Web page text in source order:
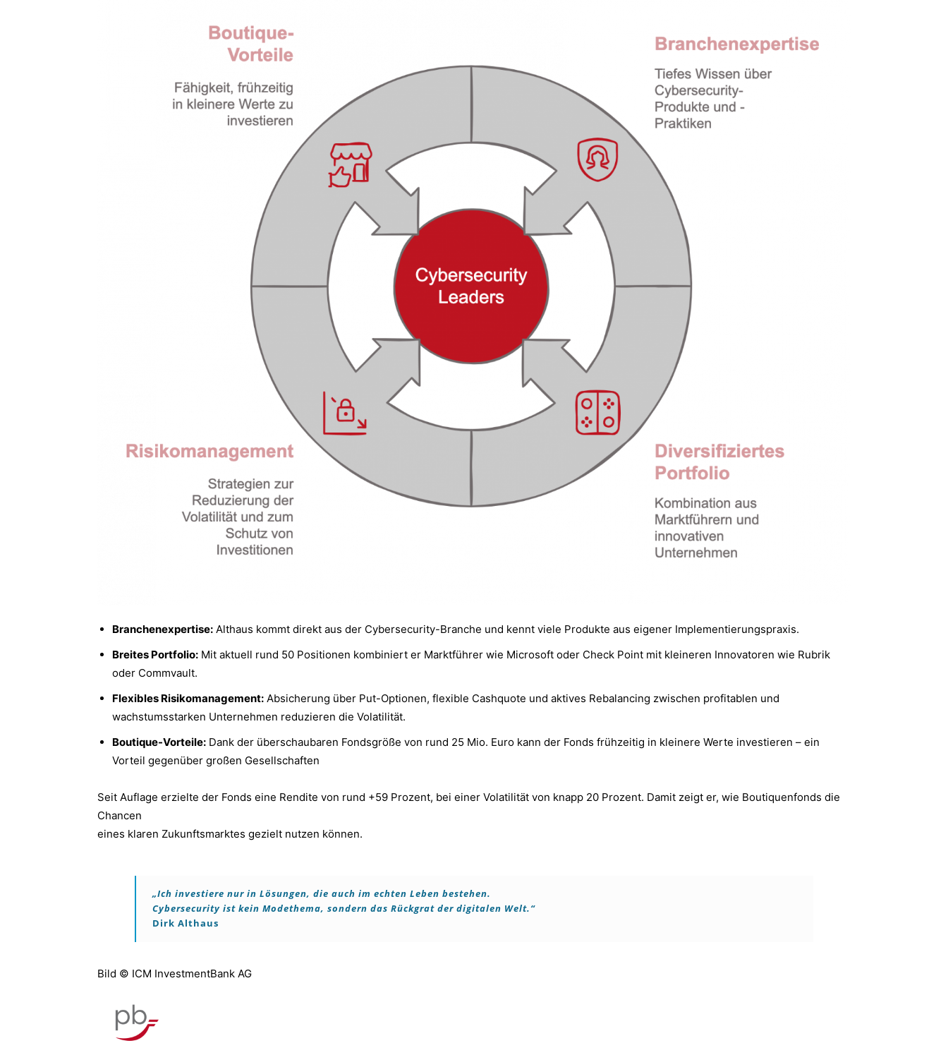
Branchenexpertise: Althaus kommt direkt aus der Cybersecurity-Branche und kennt viele Produkte aus eigener Implementierungspraxis.
Breites Portfolio: Mit aktuell rund 50 Positionen kombiniert er Marktführer wie Microsoft oder Check Point mit kleineren Innovatoren wie Rubrik
oder Commvault.
Flexibles Risikomanagement: Absicherung über Put-Optionen, flexible Cashquote und aktives Rebalancing zwischen profitablen und
wachstumsstarken Unternehmen reduzieren die Volatilität.
Boutique-Vorteile: Dank der überschaubaren Fondsgröße von rund 25 Mio. Euro kann der Fonds frühzeitig in kleinere Werte investieren – ein
Vorteil gegenüber großen Gesellschaften
Seit Auflage erzielte der Fonds eine Rendite von rund +59 Prozent, bei einer Volatilität von knapp 20 Prozent. Damit zeigt er, wie Boutiquenfonds die
Chancen
eines klaren Zukunftsmarktes gezielt nutzen können.
„Ich investiere nur in Lösungen, die auch im echten Leben bestehen.
Cybersecurity ist kein Modethema, sondern das Rückgrat der digitalen Welt.“
Dirk Althaus
Bild © ICM InvestmentBank AG